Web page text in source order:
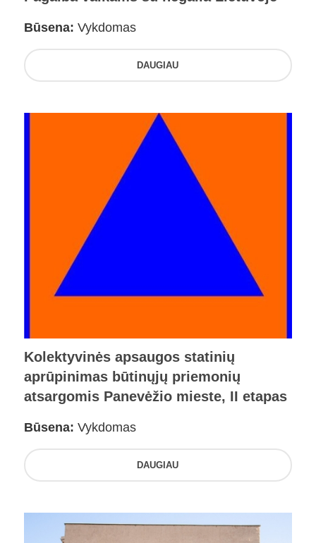
Būsena: Vykdomas
DAUGIAU
Kolektyvinės apsaugos statinių
aprūpinimas būtinųjų priemonių
atsargomis Panevėžio mieste, II etapas
Būsena: Vykdomas
DAUGIAU